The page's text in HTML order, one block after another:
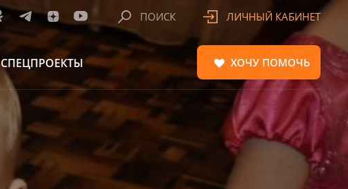
СПЕЦПРОЕКТЫ
ПОИСК ЛИЧНЫЙ КАБИНЕТ
ХОЧУ ПОМОЧЬ